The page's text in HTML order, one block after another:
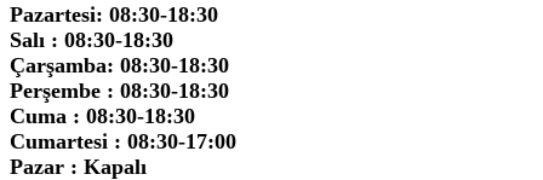
Pazartesi: 08:30-18:30
Salı : 08:30-18:30
Çarşamba: 08:30-18:30
Perşembe : 08:30-18:30
Cuma : 08:30-18:30
Cumartesi : 08:30-17:00
Pazar : Kapalı